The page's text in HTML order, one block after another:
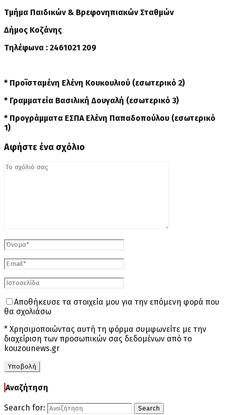
Τμήμα Παιδικών & Βρεφονηπιακών Σταθμών
Δήμος Κοζάνης
Τηλέφωνα : 2461021 209
* Προϊσταμένη Ελένη Κουκουλιού (εσωτερικό 2)
* Γραμματεία Βασιλική Δουγαλή (εσωτερικό 3)
* Προγράμματα ΕΣΠΑ Ελένη Παπαδοπούλου (εσωτερικό
1)
Αφήστε ένα σχόλιο
Αποθήκευσε τα στοιχεία μου για την επόμενη φορά που
θα σχολιάσω
* Χρησιμοποιώντας αυτή τη φόρμα συμφωνείτε με την
διαχείριση των προσωπικών σας δεδομένων από το
kouzounews.gr
Αναζήτηση
Search for: Search